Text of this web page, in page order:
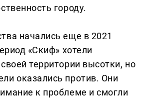
городу.
начались еще в 2021
«Скиф» хотели
территории высотки, но
оказались против. Они
к проблеме и смогли